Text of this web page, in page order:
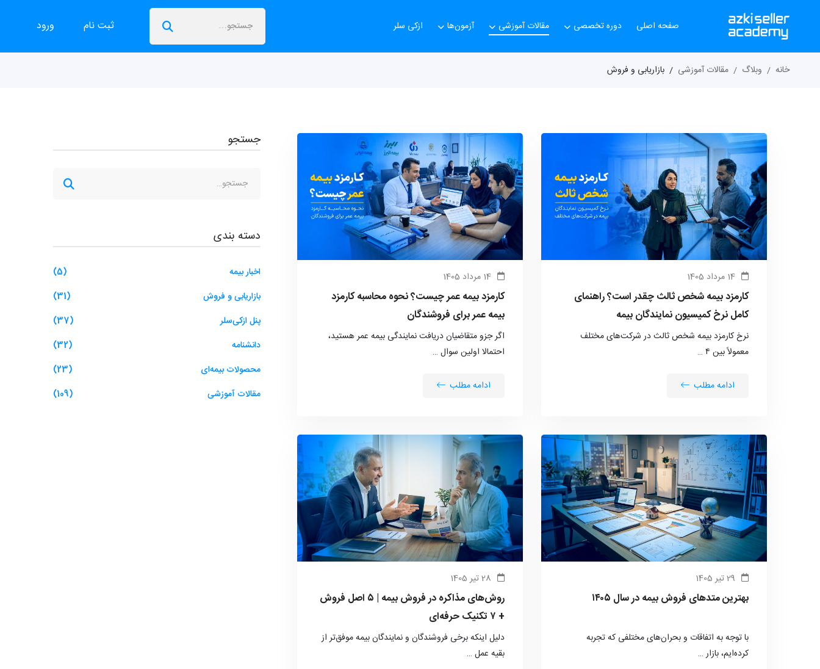
صفحه اصلی دوره تخصصی مقالات آموزشی آزمون‌ها ازکی سلر ورود ثبت نام
خانه وبلاگ مقالات آموزشی بازاریابی و فروش
14 مرداد 1405
کارمزد بیمه شخص ثالث چقدر است؟ راهنمای
کامل نرخ کمیسیون نمایندگان بیمه
نرخ کارمزد بیمه شخص ثالث در شرکت‌های مختلف
معمولاً بین ۴ …
ادامه مطلب
14 مرداد 1405
کارمزد بیمه عمر چیست؟ نحوه محاسبه کارمزد
بیمه عمر برای فروشندگان
اگر جزو متقاضیان دریافت نمایندگی بیمه عمر هستید،
احتمالا اولین سوال …
ادامه مطلب
29 تیر 1405
بهترین متدهای فروش بیمه در سال ۱۴۰۵
با توجه به اتفاقات و بحران‌های مختلفی که تجربه
کرده‌ایم، بازار …
28 تیر 1405
روش‌های مذاکره در فروش بیمه | ۵ اصل فروش
+ ۷ تکنیک حرفه‌ای
دلیل اینکه برخی فروشندگان و نمایندگان بیمه موفق‌تر از
بقیه عمل …
جستجو
دسته بندی
اخبار بیمه
(5)
بازاریابی و فروش
(31)
پنل ازکی‌سلر
(37)
دانشنامه
(32)
محصولات بیمه‌ای
(23)
مقالات آموزشی
(109)